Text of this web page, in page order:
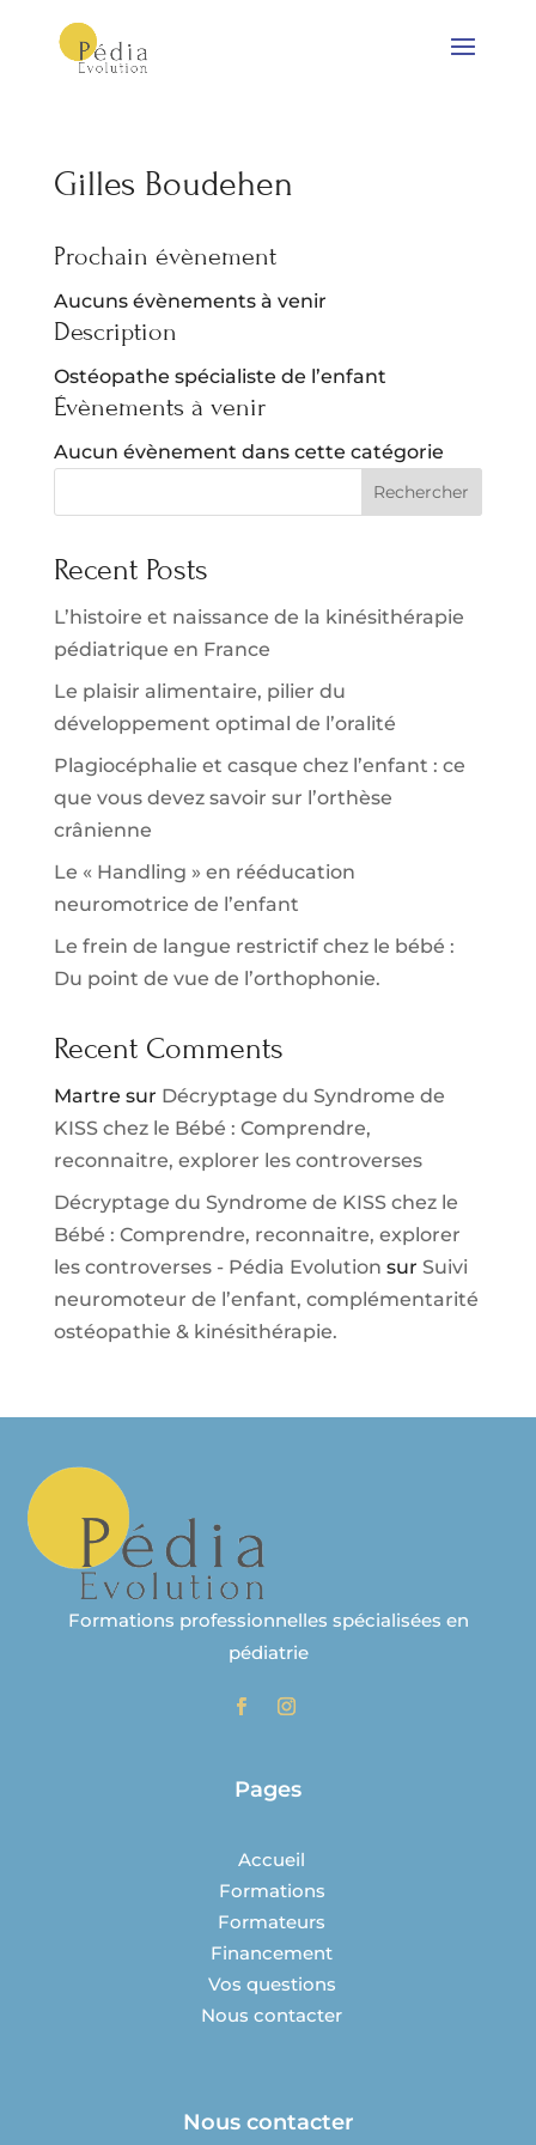
Gilles Boudehen
Prochain évènement
Aucuns évènements à venir
Description
Ostéopathe spécialiste de l’enfant
Évènements à venir
Aucun évènement dans cette catégorie
Rechercher
Recent Posts
L’histoire et naissance de la kinésithérapie
pédiatrique en France
Le plaisir alimentaire, pilier du
développement optimal de l’oralité
Plagiocéphalie et casque chez l’enfant : ce
que vous devez savoir sur l’orthèse
crânienne
Le « Handling » en rééducation
neuromotrice de l’enfant
Le frein de langue restrictif chez le bébé :
Du point de vue de l’orthophonie.
Recent Comments
Martre sur Décryptage du Syndrome de
KISS chez le Bébé : Comprendre,
reconnaitre, explorer les controverses
Décryptage du Syndrome de KISS chez le
Bébé : Comprendre, reconnaitre, explorer
les controverses - Pédia Evolution sur Suivi
neuromoteur de l’enfant, complémentarité
ostéopathie & kinésithérapie.
Formations professionnelles spécialisées en
pédiatrie
Pages
Accueil
Formations
Formateurs
Financement
Vos questions
Nous contacter
Nous contacter